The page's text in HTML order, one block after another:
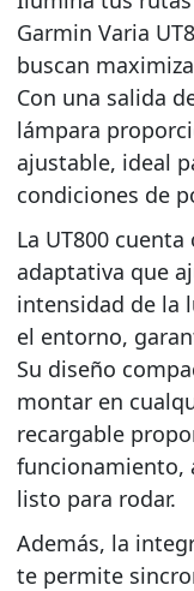
Garmin Varia
buscan
Con una salida
lámpara
ajustable, ideal
condiciones de
La UT800
adaptativa que
intensidad de la
el entorno,
Su diseño
montar en
recargable
funcionamiento,
listo para rodar.
Además, la
te permite